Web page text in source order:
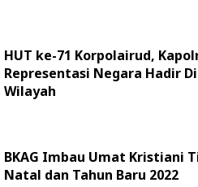
HUT ke-71 Korpolairud,
Representasi Negara Hadir
Wilayah
BKAG Imbau Umat Kristiani
Natal dan Tahun Baru 2022